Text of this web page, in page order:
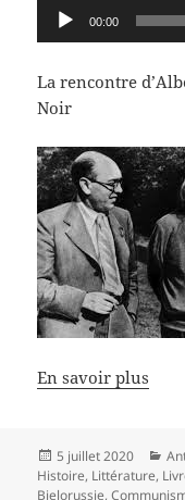
Lecteur
audio
00:00
La rencontre
Noir
En savoir plus
Publié
le
5 juillet 2020
Histoire, Littérature,
Bielorussie,